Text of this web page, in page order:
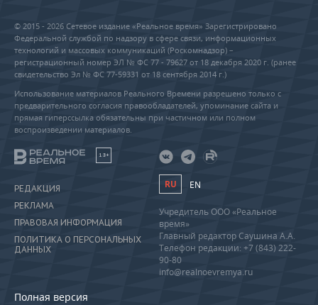
© 2015 - 2026 Сетевое издание «Реальное время» Зарегистрировано
Федеральной службой по надзору в сфере связи, информационных
технологий и массовых коммуникаций (Роскомнадзор) –
регистрационный номер ЭЛ № ФС 77 - 79627 от 18 декабря 2020 г. (ранее
свидетельство Эл № ФС 77-59331 от 18 сентября 2014 г.)
Использование материалов Реального Времени разрешено только с
предварительного согласия правообладателей, упоминание сайта и
прямая гиперссылка обязательны при частичном или полном
воспроизведении материалов.
18+
РЕДАКЦИЯ
РЕКЛАМА
ПРАВОВАЯ ИНФОРМАЦИЯ
ПОЛИТИКА О ПЕРСОНАЛЬНЫХ
ДАННЫХ
Полная версия
RU EN
Учредитель ООО «Реальное
время»
Главный редактор Саушина А.А.
Телефон редакции: +7 (843) 222-
90-80
info@realnoevremya.ru